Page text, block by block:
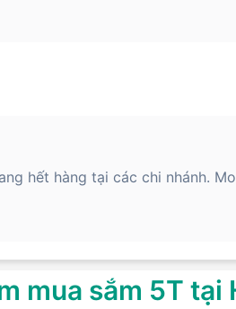
hết hàng tại các chi nhánh.
mua sắm 5T tại